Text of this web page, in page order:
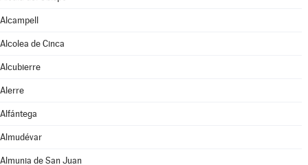
Alcampell
Alcolea de Cinca
Alcubierre
Alerre
Alfántega
Almudévar
Almunia de San Juan